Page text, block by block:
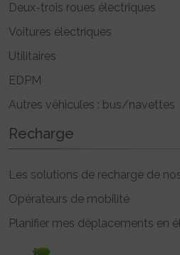
Deux-trois roues électriques
Voitures électriques
Utilitaires
EDPM
Autres véhicules : bus/navettes
Recharge
Les solutions de recharge de
Opérateurs de mobilité
Planifier mes déplacements en